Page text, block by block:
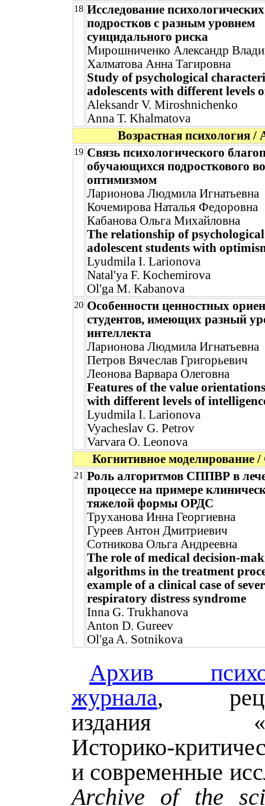
18 Исследование
подростков с разным уровнем
суицидального риска
Мирошниченко Александр
Халматова Анна Тагировна
Study of psychological
adolescents with different levels
Aleksandr V. Miroshnichenko
Anna T. Khalmatova
Возрастная психология /
19 Связь психологического
обучающихся подросткового
оптимизмом
Ларионова Людмила Игнатьевна
Кочемирова Наталья Федоровна
Кабанова Ольга Михайловна
The relationship of
adolescent students with
Lyudmila I. Larionova
Natal'ya F. Kochemirova
Ol'ga M. Kabanova
20 Особенности ценностных
студентов, имеющих разный
интеллекта
Ларионова Людмила Игнатьевна
Петров Вячеслав Григорьевич
Леонова Варвара Олеговна
Features of the value
with different levels of
Lyudmila I. Larionova
Vyacheslav G. Petrov
Varvara O. Leonova
Когнитивное моделирование
21 Роль алгоритмов СППВР в
процессе на примере
тяжелой формы ОРДС
Труханова Инна Георгиевна
Гуреев Антон Дмитриевич
Сотникова Ольга Андреевна
The role of medical decision-
algorithms in the treatment
example of a clinical case of
respiratory distress syndrome
Inna G. Trukhanova
Anton D. Gureev
Ol'ga A. Sotnikova
Архив
журнала,
издания
Историко-
и современные
Archive of the